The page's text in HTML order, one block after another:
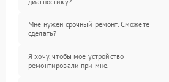
Мне нужен срочный ремонт. Сможете
сделать?
Я хочу, чтобы мое устройство
ремонтировали при мне.